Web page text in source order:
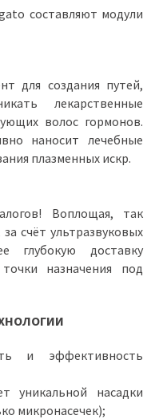
составляют модули
для создания путей,
лекарственные
волос гормонов.
наносит лечебные
плазменных искр.
Воплощая, так
счёт ультразвуковых
глубокую доставку
назначения под
и эффективность
уникальной насадки
микронасечек);